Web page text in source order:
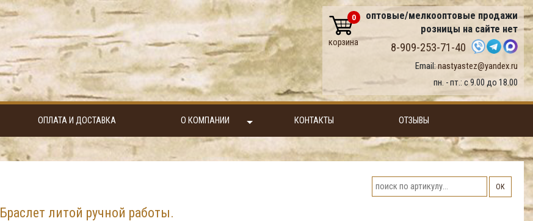
оптовые/мелкооптовые продажи
розницы на сайте нет
8-909-253-71-40
Email:nastyastez@yandex.ru
пн. - пт.: с 9.00 до 18.00
0
корзина
ОПЛАТА И ДОСТАВКА О КОМПАНИИ КОНТАКТЫ ОТЗЫВЫ
ОК
Браслет литой ручной работы.